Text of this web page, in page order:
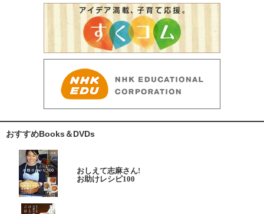
おすすめBooks＆DVDs
おしえて志麻さん!
お助けレシピ100